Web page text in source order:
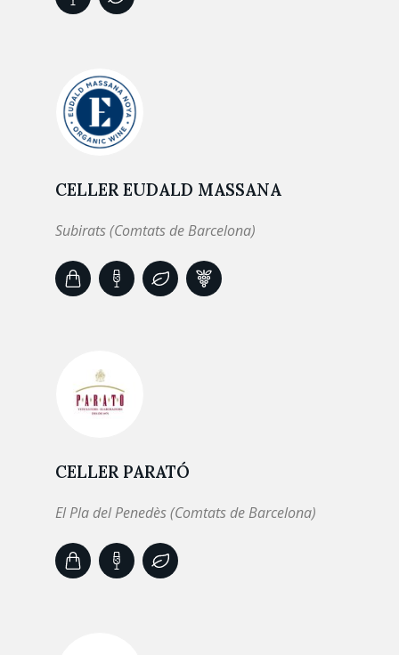
CELLER EUDALD MASSANA
Subirats (Comtats de Barcelona)
CELLER PARATÓ
El Pla del Penedès (Comtats de Barcelona)